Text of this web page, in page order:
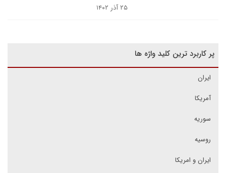
۲۵ آذر ۱۴۰۲
پر کاربرد ترین کلید واژه ها
ایران
آمریکا
سوریه
روسیه
ایران و امریکا